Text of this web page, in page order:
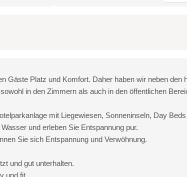
Gäste Platz und Komfort. Daher haben wir neben den
in den Zimmern als auch in den öffentlichen
mit Liegewiesen, Sonneninseln, Day
und erleben Sie Entspannung pur.
Sie sich Entspannung und Verwöhnung.
und gut unterhalten.
und fit.